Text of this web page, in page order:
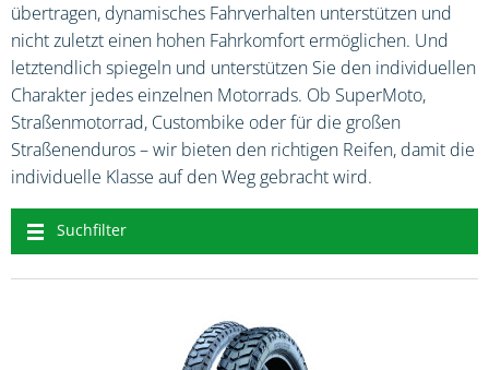
übertragen, dynamisches Fahrverhalten unterstützen und
nicht zuletzt einen hohen Fahrkomfort ermöglichen. Und
letztendlich spiegeln und unterstützen Sie den individuellen
Charakter jedes einzelnen Motorrads. Ob SuperMoto,
Straßenmotorrad, Custombike oder für die großen
Straßenenduros – wir bieten den richtigen Reifen, damit die
individuelle Klasse auf den Weg gebracht wird.
Suchfilter